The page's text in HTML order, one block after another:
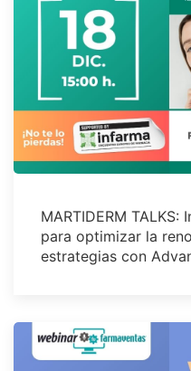
MARTIDERM
para optimizar la
estrategias con